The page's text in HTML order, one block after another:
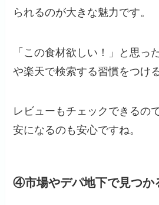
られるのが大きな魅力です。
「この食材欲しい！」と思っ
や楽天で検索する習慣をつけ
レビューもチェックできるの
安になるのも安心ですね。
④市場やデパ地下で見つか